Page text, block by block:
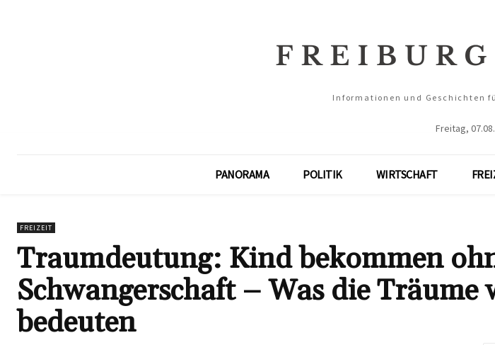
Informationen und Geschichten
Freitag,
PANORAMA POLITIK WIRTSCHAFT
FREIZEIT
Traumdeutung: Kind bekommen
Schwangerschaft – Was die
bedeuten